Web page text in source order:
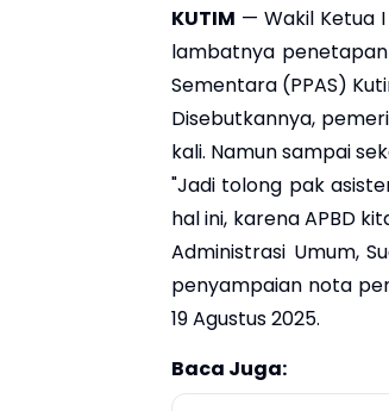
KUTIM — Wakil Ketua
lambatnya
Sementara (PPAS)
Disebutkannya,
kali. Namun sampai
"Jadi tolong pak
hal ini, karena APBD
Administrasi Umum,
penyampaian nota
19 Agustus 2025.
Baca Juga: